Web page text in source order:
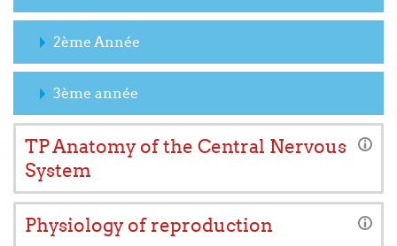
2ème Année
3ème année
TP Anatomy of the Central Nervous
System
Physiology of reproduction